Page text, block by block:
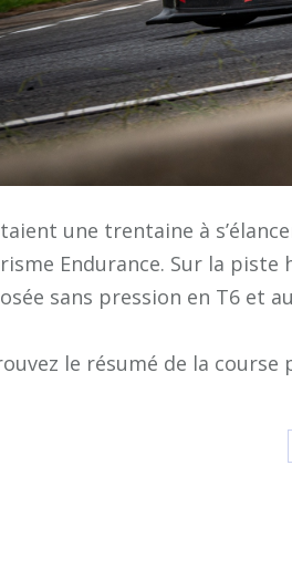
une trentaine à
Endurance. Sur la piste
sans pression en T6 et
le résumé de la course